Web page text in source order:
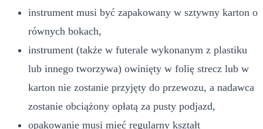
instrument musi być zapakowany w sztywny karton o
równych bokach,
instrument (także w futerale wykonanym z plastiku
lub innego tworzywa) owinięty w folię strecz lub w
karton nie zostanie przyjęty do przewozu, a nadawca
zostanie obciążony opłatą za pusty podjazd,
opakowanie musi mieć regularny kształt